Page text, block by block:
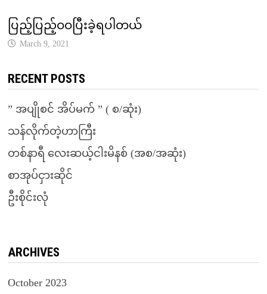
ပြည့်ပြည့်ဝဝပြီးခဲ့ရပါတယ်
March 9, 2021
RECENT POSTS
” အပျိုစင် အိပ်မက် ” ( စ/ဆုံး)
သန်လိုက်တဲ့ဟာကြီး
တစ်နာရီ လေးဆယ့်ငါးမိနစ် (အစ/အဆုံး)
စာအုပ်ငှားဆိုင်
ဦးစိုင်းလုံ
ARCHIVES
October 2023